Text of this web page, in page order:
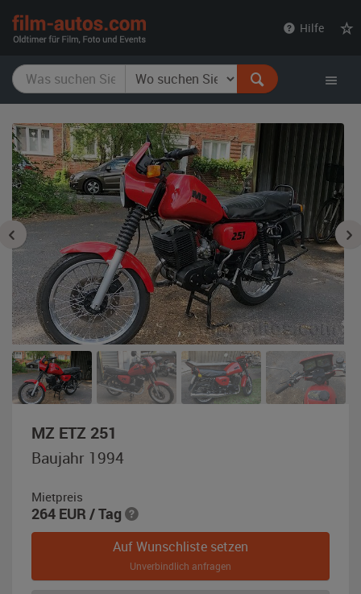
Hilfe
MZ ETZ 251
Baujahr
1994,
Baujahr 1994
Mietpreis
264 EUR / Tag
Auf Wunschliste setzen
Unverbindlich anfragen